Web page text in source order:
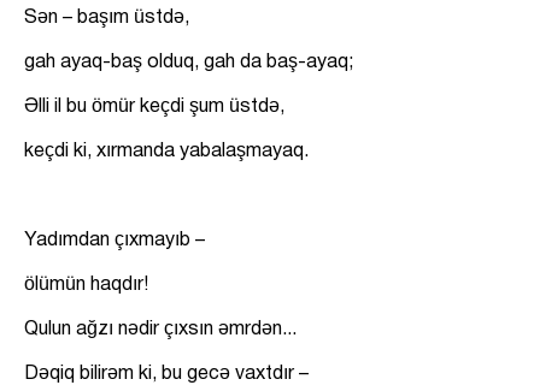
Sən – başım üstdə,
gah ayaq-baş olduq, gah da baş-ayaq;
Əlli il bu ömür keçdi şum üstdə,
keçdi ki, xırmanda yabalaşmayaq.
Yadımdan çıxmayıb –
ölümün haqdır!
Qulun ağzı nədir çıxsın əmrdən...
Dəqiq bilirəm ki, bu gecə vaxtdır –